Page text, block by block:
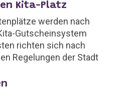
Kita-Platz
werden nach
Gutscheinsystem
richten sich nach
Regelungen der Stadt